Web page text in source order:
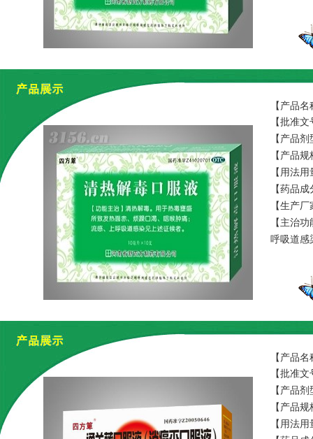
【产品
【批准
【产品
【产品
【用法
【药品
根、知
【生产
【主治
呼吸道感
【产品
【批准
【产品
【产品
【用法